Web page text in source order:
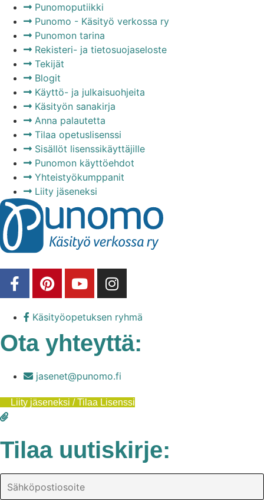
Punomoputiikki
Punomo - Käsityö verkossa ry
Punomon tarina
Rekisteri- ja tietosuojaseloste
Tekijät
Blogit
Käyttö- ja julkaisuohjeita
Käsityön sanakirja
Anna palautetta
Tilaa opetuslisenssi
Sisällöt lisenssikäyttäjille
Punomon käyttöehdot
Yhteistyökumppanit
Liity jäseneksi
Käsityöopetuksen ryhmä
Ota yhteyttä:
jasenet@punomo.fi
Liity jäseneksi / Tilaa Lisenssi
Tilaa uutiskirje: